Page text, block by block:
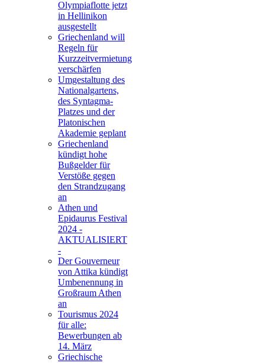
Olympiaflotte jetzt
in Hellinikon
ausgestellt
Griechenland will
Regeln für
Kurzzeitvermietung
verschärfen
Umgestaltung des
Nationalgartens,
des Syntagma-
Platzes und der
Platonischen
Akademie geplant
Griechenland
kündigt hohe
Bußgelder für
Verstöße gegen
den Strandzugang
an
Athen und
Epidaurus Festival
2024 -
AKTUALISIERT
-
Der Gouverneur
von Attika kündigt
Umbenennung in
Großraum Athen
an
Tourismus 2024
für alle:
Bewerbungen ab
14. März
Griechische